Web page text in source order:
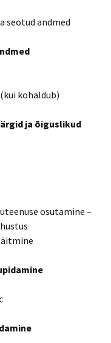
seotud andmed
kohaldub)
ja õiguslikud
osutamine –